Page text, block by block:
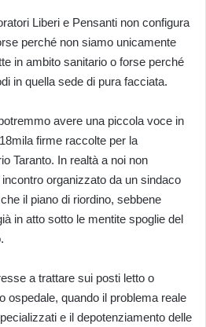
Liberi e Pensanti non configura
perché non siamo unicamente
in ambito sanitario o forse perché
in quella sede di pura facciata.
avere una piccola voce in
firme raccolte per la
Taranto. In realtà a noi non
organizzato da un sindaco
il piano di riordino, sebbene
in atto sotto le mentite spoglie del
a trattare sui posti letto o
ospedale, quando il problema reale
e il depotenziamento delle